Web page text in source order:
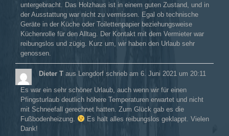
untergebracht. Das Holzhaus ist in einem guten Zustand, und in
der Ausstattung war nicht zu vermissen. Egal ob technische
Geräte in der Küche oder Toilettenpapier beziehungsweise
Küchenrolle für den Alltag. Der Kontakt mit dem Vermieter war
reibungslos und zügig. Kurz um, wir haben den Urlaub sehr
genossen.
Dieter T aus Lengdorf schrieb am 6. Juni 2021 um 20:11
Es war ein sehr schöner Urlaub, auch wenn wir für einen
Pfingsturlaub deutlich höhere Temperaturen erwartet und nicht
mit Schneefall gerechnet hatten. Zum Glück gab es die
Fußbodenheizung.
Es halt alles reibungslos geklappt. Vielen
Dank!